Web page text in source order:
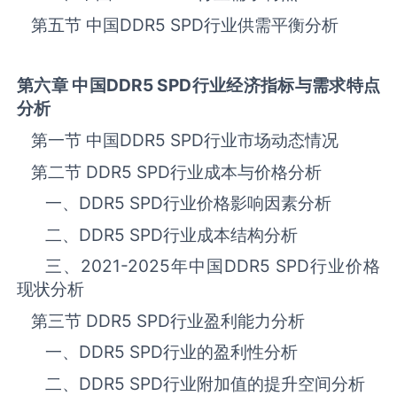
第五节 中国DDR5 SPD‌‌‌行业供需平衡分析
第六章 中国DDR5 SPD行业经济指标与需求特点
分析
第一节 中国DDR5 SPD‌‌‌行业市场动态情况
第二节 DDR5 SPD‌‌‌行业成本与价格分析
一、 DDR5 SPD行业价格影响因素分析
二、 DDR5 SPD行业成本结构分析
三、 2021-2025年中国DDR5 SPD‌‌‌行业价格
现状分析
第三节 DDR5 SPD‌‌‌行业盈利能力分析
一、 DDR5 SPD‌‌‌行业的盈利性分析
二、 DDR5 SPD‌‌‌行业附加值的提升空间分析